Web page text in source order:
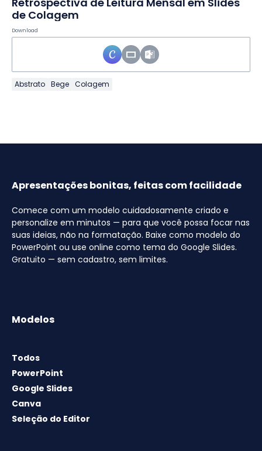
de Colagem
Download
Abstrato Bege Colagem
Apresentações bonitas, feitas com facilidade
Comece com um modelo cuidadosamente criado e
personalize em minutos — para que você possa focar nas
suas ideias, não na formatação. Baixe como modelo do
PowerPoint ou use online como tema do Google Slides.
Gratuito — sem cadastro, sem limites.
Modelos
Todos
PowerPoint
Google Slides
Canva
Seleção do Editor